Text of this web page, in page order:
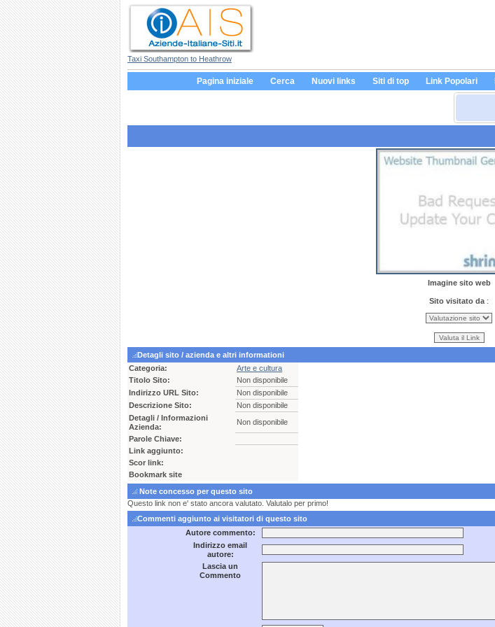
Taxi Southampton to Heathrow
Pagina iniziale Cerca Nuovi links Siti di top Link Popolari
Imagine sito web
Sito visitato da :
Detagli sito / azienda e altri informationi
Categoria:
Arte e cultura
Titolo Sito:
Non disponibile
Indirizzo URL Sito:
Non disponibile
Descrizione Sito:
Non disponibile
Detagli / Informazioni
Azienda:
Non disponibile
Parole Chiave:
Link aggiunto:
Scor link:
Bookmark site
Note concesso per questo sito
Questo link non e' stato ancora valutato. Valutalo per primo!
Commenti aggiunto ai visitatori di questo sito
Autore commento:
Indirizzo email
autore:
Lascia un
Commento